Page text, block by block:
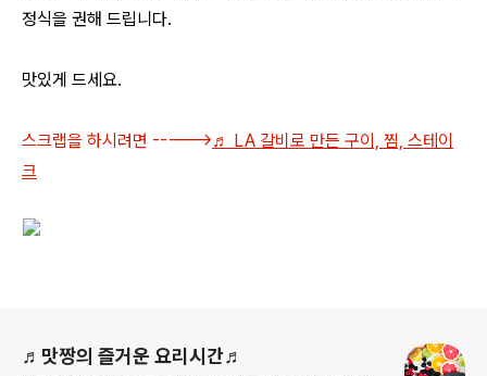
정식을 권해 드립니다.
맛있게 드세요.
스크랩을 하시려면 ----->♬ LA 갈비로 만든 구이, 찜, 스테이
크
♬맛짱의 즐거운 요리시간♬